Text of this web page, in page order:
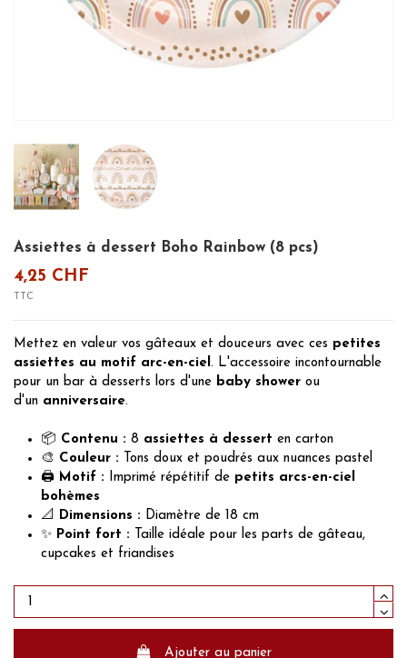
Assiettes à dessert Boho Rainbow (8 pcs)
4,25 CHF
TTC
Mettez en valeur vos gâteaux et douceurs avec ces petites
assiettes au motif arc-en-ciel. L'accessoire incontournable
pour un bar à desserts lors d'une baby shower ou
d'un anniversaire.
📦 Contenu : 8 assiettes à dessert en carton
🎨 Couleur : Tons doux et poudrés aux nuances pastel
🖨️ Motif : Imprimé répétitif de petits arcs-en-ciel
bohèmes
📐 Dimensions : Diamètre de 18 cm
✨ Point fort : Taille idéale pour les parts de gâteau,
cupcakes et friandises
Ajouter au panier